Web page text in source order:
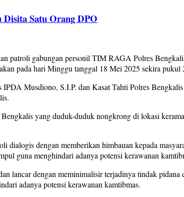
Disita Satu Orang DPO
patroli gabungan personil TIM RAGA Polres
pada hari Minggu tanggal 18 Mei 2025 sekira pukul
Musdiono, S.I.P. dan Kasat Tahti Polres
yang duduk-duduk nongkrong di lokasi
dialogis dengan memberikan himbauan kepada
guna menghindari adanya potensi kerawanan
lancar dengan meminimalisir terjadinya tindak
adanya potensi kerawanan kamtibmas.